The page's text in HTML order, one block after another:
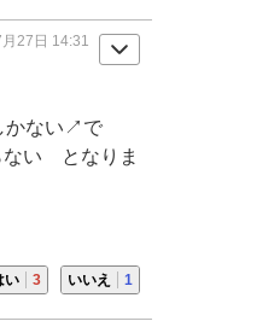
27日 14:31
かない↗で
ない となりま
い 3 いいえ 1